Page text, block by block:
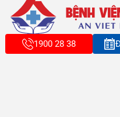
Copyright belongs
1900 28 38